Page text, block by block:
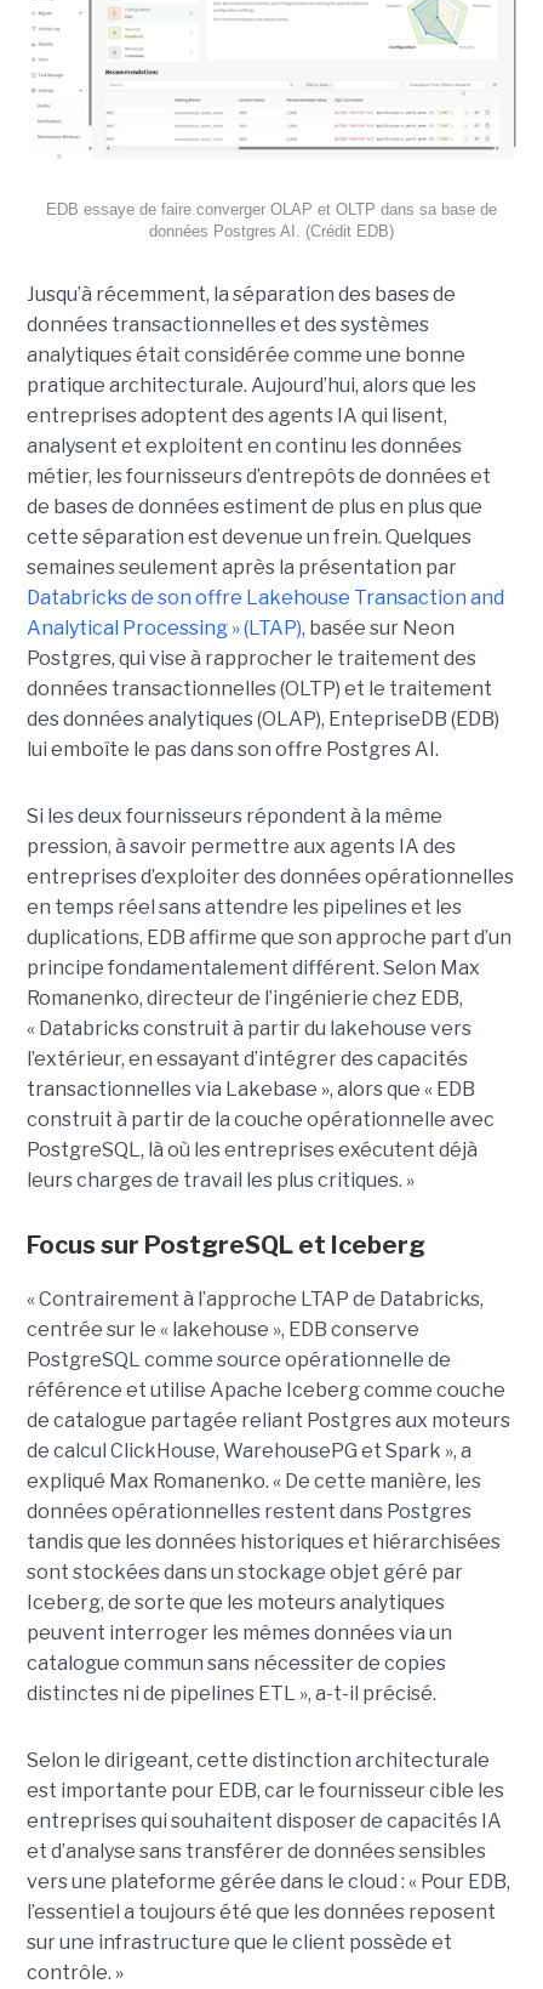
EDB essaye de faire converger OLAP et OLTP dans sa base de
données Postgres AI. (Crédit EDB)
Jusqu’à récemment, la séparation des bases de
données transactionnelles et des systèmes
analytiques était considérée comme une bonne
pratique architecturale. Aujourd’hui, alors que les
entreprises adoptent des agents IA qui lisent,
analysent et exploitent en continu les données
métier, les fournisseurs d’entrepôts de données et
de bases de données estiment de plus en plus que
cette séparation est devenue un frein. Quelques
semaines seulement après la présentation par
Databricks de son offre Lakehouse Transaction and
Analytical Processing » (LTAP), basée sur Neon
Postgres, qui vise à rapprocher le traitement des
données transactionnelles (OLTP) et le traitement
des données analytiques (OLAP), EntepriseDB (EDB)
lui emboîte le pas dans son offre Postgres AI.
Si les deux fournisseurs répondent à la même
pression, à savoir permettre aux agents IA des
entreprises d’exploiter des données opérationnelles
en temps réel sans attendre les pipelines et les
duplications, EDB affirme que son approche part d’un
principe fondamentalement différent. Selon Max
Romanenko, directeur de l’ingénierie chez EDB,
« Databricks construit à partir du lakehouse vers
l’extérieur, en essayant d’intégrer des capacités
transactionnelles via Lakebase », alors que « EDB
construit à partir de la couche opérationnelle avec
PostgreSQL, là où les entreprises exécutent déjà
leurs charges de travail les plus critiques. »
Focus sur PostgreSQL et Iceberg
« Contrairement à l’approche LTAP de Databricks,
centrée sur le « lakehouse », EDB conserve
PostgreSQL comme source opérationnelle de
référence et utilise Apache Iceberg comme couche
de catalogue partagée reliant Postgres aux moteurs
de calcul ClickHouse, WarehousePG et Spark », a
expliqué Max Romanenko. « De cette manière, les
données opérationnelles restent dans Postgres
tandis que les données historiques et hiérarchisées
sont stockées dans un stockage objet géré par
Iceberg, de sorte que les moteurs analytiques
peuvent interroger les mêmes données via un
catalogue commun sans nécessiter de copies
distinctes ni de pipelines ETL », a-t-il précisé.
Selon le dirigeant, cette distinction architecturale
est importante pour EDB, car le fournisseur cible les
entreprises qui souhaitent disposer de capacités IA
et d’analyse sans transférer de données sensibles
vers une plateforme gérée dans le cloud : « Pour EDB,
l’essentiel a toujours été que les données reposent
sur une infrastructure que le client possède et
contrôle. »